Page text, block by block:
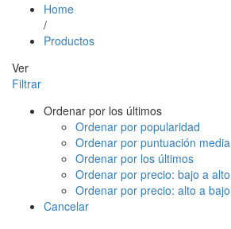
Home
/
Productos
Ver
Filtrar
Ordenar por los últimos
Ordenar por popularidad
Ordenar por puntuación media
Ordenar por los últimos
Ordenar por precio: bajo a alto
Ordenar por precio: alto a bajo
Cancelar